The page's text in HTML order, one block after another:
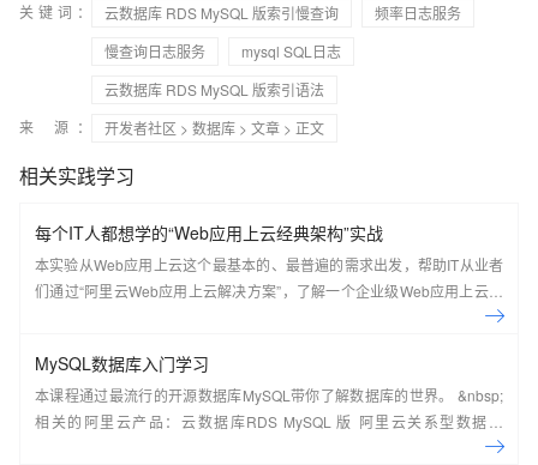
关键词：
云数据库 RDS MySQL 版索引慢查询
频率日志服务
慢查询日志服务
mysql SQL日志
云数据库 RDS MySQL 版索引语法
来 源：
开发者社区 > 数据库 > 文章 > 正文
相关实践学习
每个IT人都想学的“Web应用上云经典架构”实战
本实验从Web应用上云这个最基本的、最普遍的需求出发，帮助IT从业者
们通过“阿里云Web应用上云解决方案”，了解一个企业级Web应用上云的
MySQL数据库入门学习
本课程通过最流行的开源数据库MySQL带你了解数据库的世界。 &nbsp;
相关的阿里云产品：云数据库RDS MySQL 版 阿里云关系型数据库
RDS（Relational Database Service）是一种稳定可靠、可弹性伸缩的在